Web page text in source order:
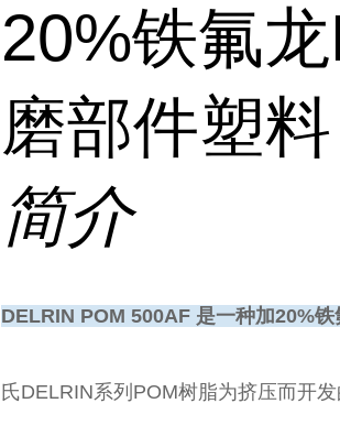
20%铁氟
磨部件塑料
简介
DELRIN POM 500AF 是一种加20%
氏DELRIN系列POM树脂为挤压而开